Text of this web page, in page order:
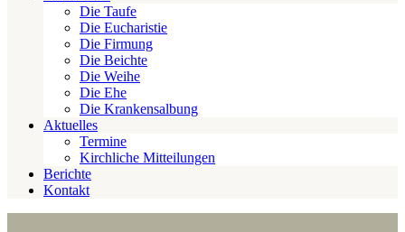
Die Taufe
Die Eucharistie
Die Firmung
Die Beichte
Die Weihe
Die Ehe
Die Krankensalbung
Aktuelles
Termine
Kirchliche Mitteilungen
Berichte
Kontakt